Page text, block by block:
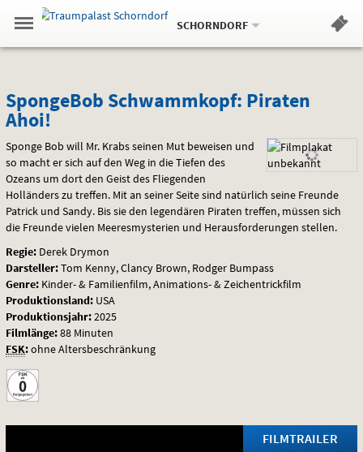
Springe
zum
,zum
.
Navigation
Gehe
zur
Standortauswahl
Standort:
SCHORNDORF.
Hinweis
SpongeBob
Schwammkopf:
Piraten
Ahoi!
SpongeBob Schwammkopf: Piraten
Ahoi!
Sponge Bob will Mr. Krabs seinen Mut beweisen und
so macht er sich auf den Weg in die Tiefen des
Ozeans um dort den Geist des Fliegenden
Holländers zu treffen. Mit an seiner Seite sind natürlich seine Freunde
Patrick und Sandy. Bis sie den legendären Piraten treffen, müssen sich
die Freunde vielen Meeresmysterien und Herausforderungen stellen.
Regie: Derek Drymon
Darsteller:Tom Kenny, Clancy Brown, Rodger Bumpass
Genre: Kinder- & Familienfilm, Animations- & Zeichentrickfilm
Produktionsland: USA
Produktionsjahr:2025
Filmlänge:88 Minuten
FSK:ohne Altersbeschränkung
FILMTRAILER